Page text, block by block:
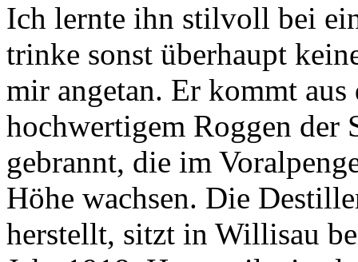
Ich lernte ihn stilvoll bei
trinke sonst überhaupt
mir angetan. Er kommt
hochwertigem Roggen der
gebrannt, die im
Höhe wachsen. Die
herstellt, sitzt in Willisau